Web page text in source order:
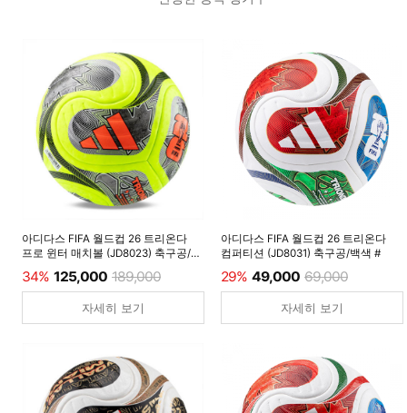
아디다스 FIFA 월드컵 26 트리온다
프로 윈터 매치볼 (JD8023) 축구공/
34% 125,000 189,000
자세히 보기
아디다스 FIFA 월드컵 26 트리온다
컴퍼티션 (JD8031) 축구공/백색 #
29% 49,000 69,000
자세히 보기